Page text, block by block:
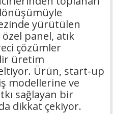
yürütülen
panel, atık
çözümler
üretim
Ürün, start-up
modellerine ve
sağlayan bir
dikkat çekiyor.